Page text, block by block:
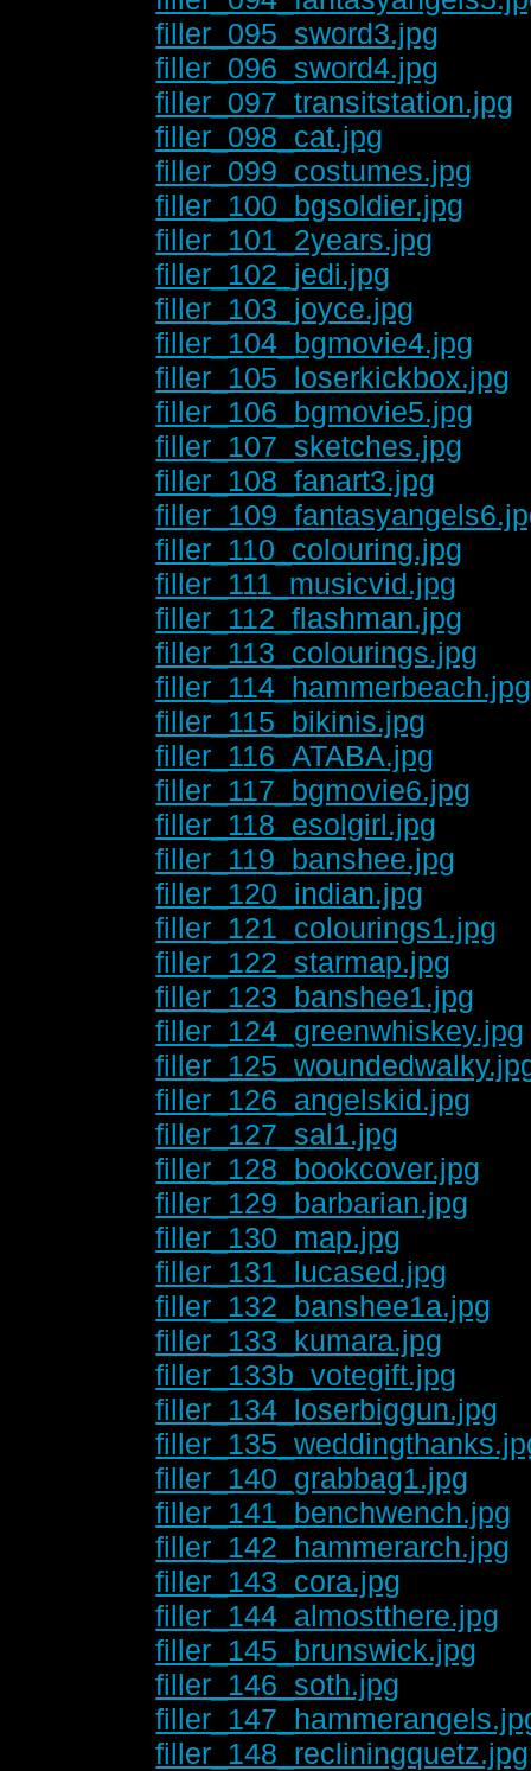
filler_095_sword3.jpg
filler_096_sword4.jpg
filler_097_transitstation.jpg
filler_098_cat.jpg
filler_099_costumes.jpg
filler_100_bgsoldier.jpg
filler_101_2years.jpg
filler_102_jedi.jpg
filler_103_joyce.jpg
filler_104_bgmovie4.jpg
filler_105_loserkickbox.jpg
filler_106_bgmovie5.jpg
filler_107_sketches.jpg
filler_108_fanart3.jpg
filler_110_colouring.jpg
filler_111_musicvid.jpg
filler_112_flashman.jpg
filler_113_colourings.jpg
filler_114_hammerbeach.jpg
filler_115_bikinis.jpg
filler_116_ATABA.jpg
filler_117_bgmovie6.jpg
filler_118_esolgirl.jpg
filler_119_banshee.jpg
filler_120_indian.jpg
filler_121_colourings1.jpg
filler_122_starmap.jpg
filler_123_banshee1.jpg
filler_124_greenwhiskey.jpg
filler_126_angelskid.jpg
filler_127_sal1.jpg
filler_128_bookcover.jpg
filler_129_barbarian.jpg
filler_130_map.jpg
filler_131_lucased.jpg
filler_132_banshee1a.jpg
filler_133_kumara.jpg
filler_133b_votegift.jpg
filler_134_loserbiggun.jpg
filler_140_grabbag1.jpg
filler_141_benchwench.jpg
filler_142_hammerarch.jpg
filler_143_cora.jpg
filler_144_almostthere.jpg
filler_145_brunswick.jpg
filler_146_soth.jpg
filler_148_recliningquetz.jpg